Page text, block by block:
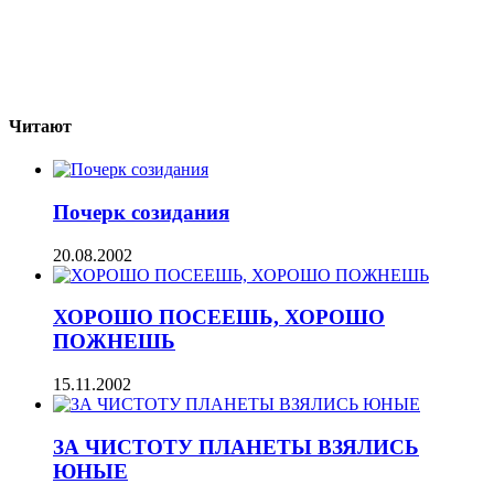
Читают
Почерк созидания
20.08.2002
ХОРОШО ПОСЕЕШЬ, ХОРОШО
ПОЖНЕШЬ
15.11.2002
ЗА ЧИСТОТУ ПЛАНЕТЫ ВЗЯЛИСЬ
ЮНЫЕ